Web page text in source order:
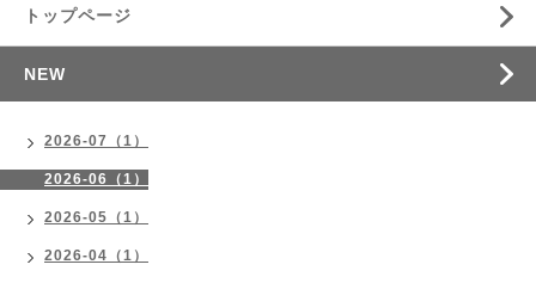
トップページ
NEW
2026-07（1）
2026-06（1）
2026-05（1）
2026-04（1）